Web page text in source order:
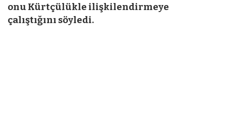
onu Kürtçülükle ilişkilendirmeye
çalıştığını söyledi.